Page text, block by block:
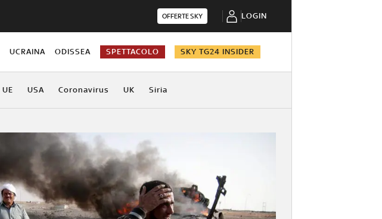
OFFERTE SKY LOGIN
UCRAINA ODISSEA SPETTACOLO SKY TG24 INSIDER
UE USA Coronavirus UK Siria